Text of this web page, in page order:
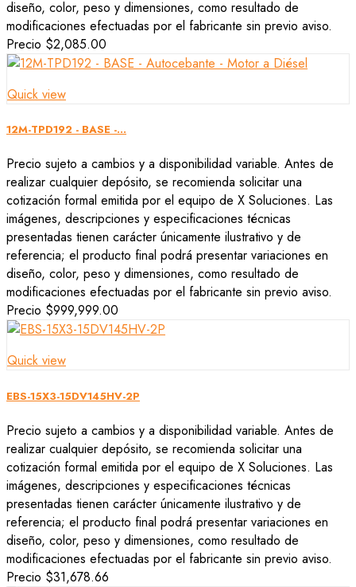
diseño, color, peso y dimensiones, como resultado de
modificaciones efectuadas por el fabricante sin previo aviso.
Precio $2,085.00
Quick view
12M-TPD192 - BASE -...
Precio sujeto a cambios y a disponibilidad variable. Antes de
realizar cualquier depósito, se recomienda solicitar una
cotización formal emitida por el equipo de X Soluciones. Las
imágenes, descripciones y especificaciones técnicas
presentadas tienen carácter únicamente ilustrativo y de
referencia; el producto final podrá presentar variaciones en
diseño, color, peso y dimensiones, como resultado de
modificaciones efectuadas por el fabricante sin previo aviso.
Precio $999,999.00
Quick view
EBS-15X3-15DV145HV-2P
Precio sujeto a cambios y a disponibilidad variable. Antes de
realizar cualquier depósito, se recomienda solicitar una
cotización formal emitida por el equipo de X Soluciones. Las
imágenes, descripciones y especificaciones técnicas
presentadas tienen carácter únicamente ilustrativo y de
referencia; el producto final podrá presentar variaciones en
diseño, color, peso y dimensiones, como resultado de
modificaciones efectuadas por el fabricante sin previo aviso.
Precio $31,678.66